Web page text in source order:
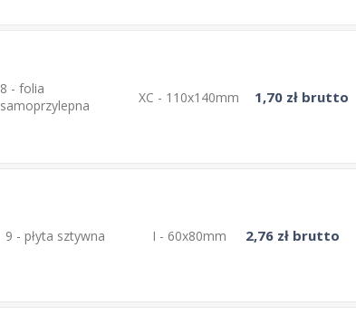
8 - folia
samoprzylepna
XC - 110x140mm 1,70 zł brutto
9 - płyta sztywna I - 60x80mm 2,76 zł brutto